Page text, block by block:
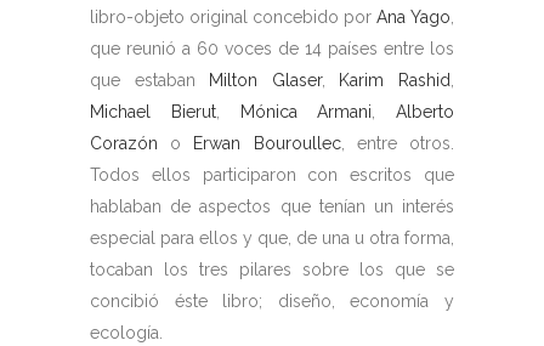
libro-objeto original concebido por Ana Yago,
que reunió a 60 voces de 14 países entre los
que estaban
Milton Glaser, Karim Rashid,
Michael Bierut, Mónica Armani, Alberto
Corazón o Erwan Bouroullec, entre otros.
Todos ellos participaron con escritos que
hablaban de aspectos que tenían un interés
especial para ellos y que, de una u otra forma,
tocaban los tres pilares sobre los que se
concibió éste libro; diseño, economía y
ecología.